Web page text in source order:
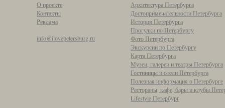
О проекте
Контакты
Реклама
info@ilovepetersburg.ru
Архитектура Петербурга
Достопримечательности Петербурга
История Петербурга
Прогулки по Петербургу
Фото Петербурга
Экскурсии по Петербургу
Карта Петербурга
Музеи, галереи и театры Петербурга
Гостиницы и отели Петербурга
Полезная информация о Петербурге
Рестораны, кафе, бары и клубы
Lifestyle Петербург